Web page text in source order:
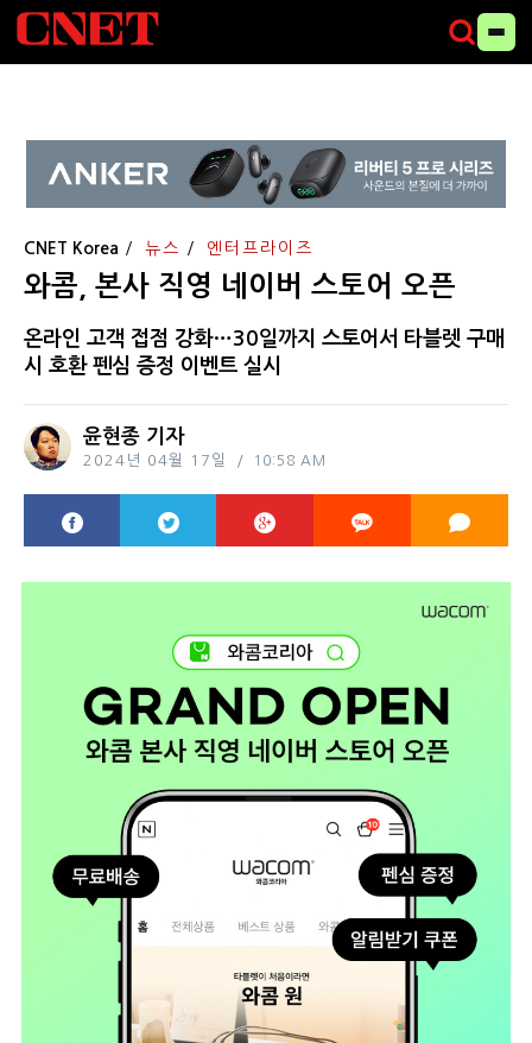
CNET Korea 뉴스 엔터프라이즈
와콤, 본사 직영 네이버 스토어 오픈
온라인 고객 접점 강화…30일까지 스토어서 타블렛 구매
시 호환 펜심 증정 이벤트 실시
윤현종 기자
2024년 04월 17일 10:58 AM